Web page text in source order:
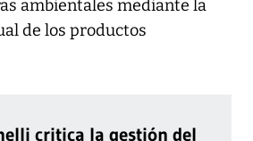
ambientales mediante la
de los productos
critica la gestión del